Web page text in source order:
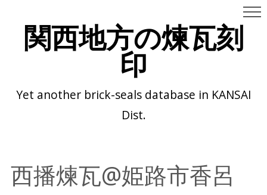
関西地方の煉瓦刻
印
Yet another brick-seals database in KANSAI
Dist.
西播煉瓦@姫路市香呂